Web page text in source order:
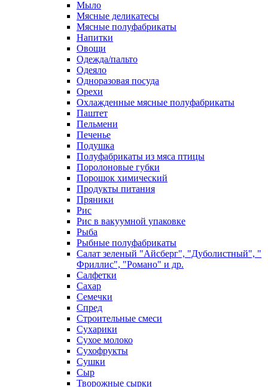
Мыло
Мясные деликатесы
Мясные полуфабрикаты
Напитки
Овощи
Одежда/пальто
Одеяло
Одноразовая посуда
Орехи
Охлажденные мясные полуфабрикаты
Паштет
Пельмени
Печенье
Подушка
Полуфабрикаты из мяса птицы
Поролоновые губки
Порошок химический
Продукты питания
Пряники
Рис
Рис в вакуумной упаковке
Рыба
Рыбные полуфабрикаты
Салат зеленый "Айсберг", "Дуболистный", "
Фриллис", "Романо" и др.
Салфетки
Сахар
Семечки
Спред
Строительные смеси
Сухарики
Сухое молоко
Сухофрукты
Сушки
Сыр
Творожные сырки